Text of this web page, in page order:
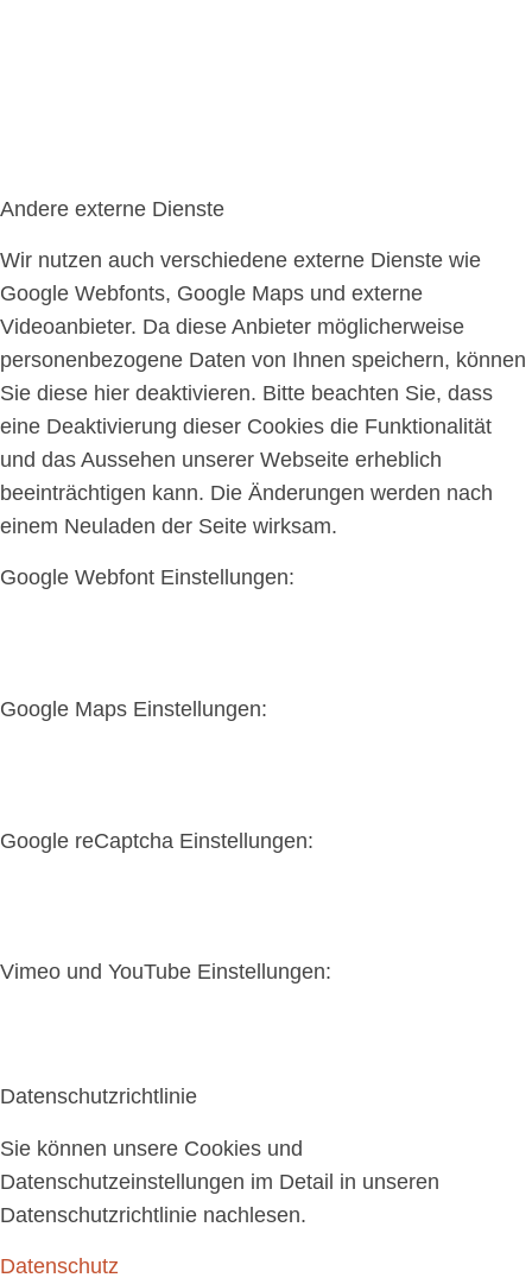
Andere externe Dienste
Wir nutzen auch verschiedene externe Dienste wie
Google Webfonts, Google Maps und externe
Videoanbieter. Da diese Anbieter möglicherweise
personenbezogene Daten von Ihnen speichern, können
Sie diese hier deaktivieren. Bitte beachten Sie, dass
eine Deaktivierung dieser Cookies die Funktionalität
und das Aussehen unserer Webseite erheblich
beeinträchtigen kann. Die Änderungen werden nach
einem Neuladen der Seite wirksam.
Google Webfont Einstellungen:
Google Maps Einstellungen:
Google reCaptcha Einstellungen:
Vimeo und YouTube Einstellungen:
Datenschutzrichtlinie
Sie können unsere Cookies und
Datenschutzeinstellungen im Detail in unseren
Datenschutzrichtlinie nachlesen.
Datenschutz